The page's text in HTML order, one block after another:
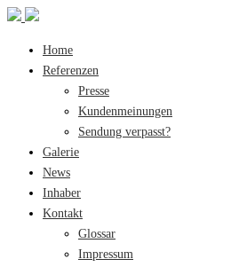
Home
Referenzen
Presse
Kundenmeinungen
Sendung verpasst?
Galerie
News
Inhaber
Kontakt
Glossar
Impressum